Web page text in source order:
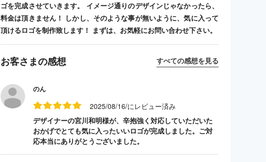
ゴを完成させていきます。 イメージ通りのデザインじゃなかったら、
料金は頂きません！ しかし、そのような事が無いように、気に入って
頂けるロゴを制作致します！ まずは、お気軽にお問い合わせ下さい。
お客さまの感想 すべての感想を見る
のん
2025/08/16/にレビュー済み
デザイナーの宮川和明様が、辛抱強く対応していただいた
おかげでとても気に入ったいいロゴが完成しました。ご対
応本当にありがとうございました。